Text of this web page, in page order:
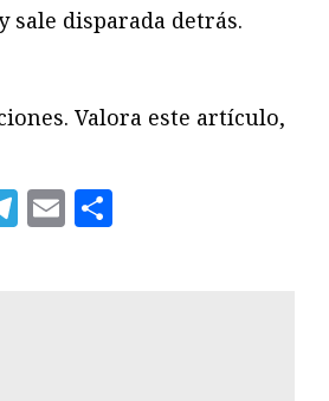
sale disparada detrás.
Valora este artículo,
Telegram
Email